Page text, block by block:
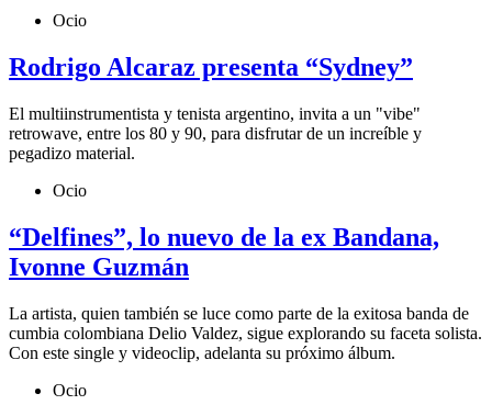
Ocio
Rodrigo Alcaraz presenta “Sydney”
El multiinstrumentista y tenista argentino, invita a un "vibe"
retrowave, entre los 80 y 90, para disfrutar de un increíble y
pegadizo material.
Ocio
“Delfines”, lo nuevo de la ex Bandana,
Ivonne Guzmán
La artista, quien también se luce como parte de la exitosa banda de
cumbia colombiana Delio Valdez, sigue explorando su faceta solista.
Con este single y videoclip, adelanta su próximo álbum.
Ocio